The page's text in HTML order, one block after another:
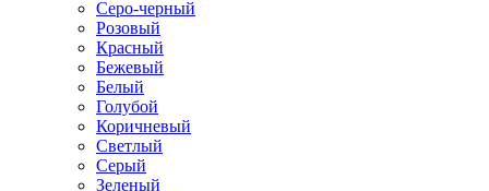
Серо-черный
Розовый
Красный
Бежевый
Белый
Голубой
Коричневый
Светлый
Серый
Зеленый